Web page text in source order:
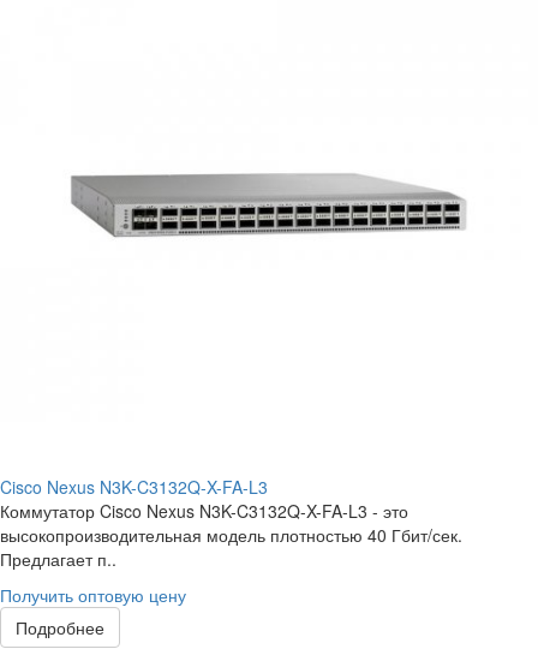
Cisco Nexus N3K-C3132Q-X-FA-L3
Коммутатор Cisco Nexus N3K-C3132Q-X-FA-L3 - это
высокопроизводительная модель плотностью 40 Гбит/сек.
Предлагает п..
Получить оптовую цену
Подробнее